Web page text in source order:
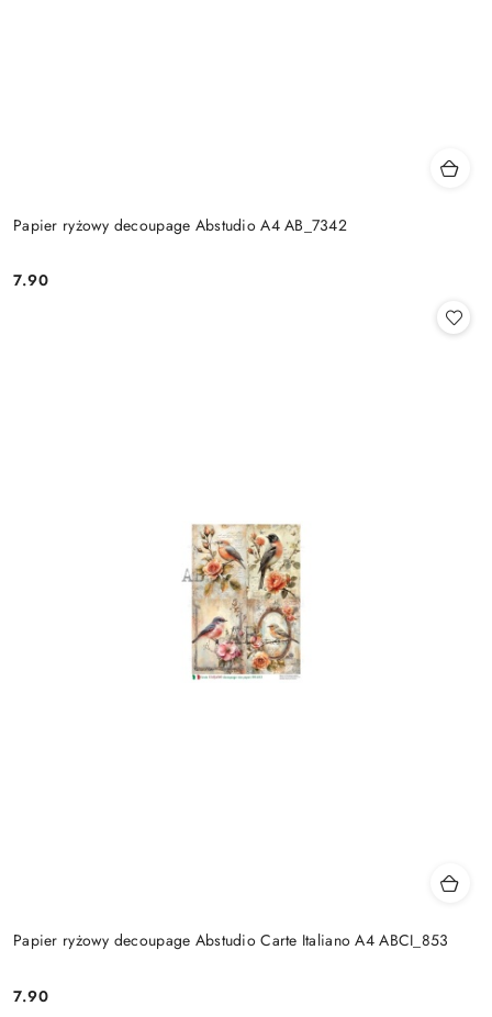
Papier ryżowy decoupage Abstudio A4 AB_7342
Cena:
7.90
Papier ryżowy decoupage Abstudio Carte Italiano A4 ABCI_853
Cena:
7.90